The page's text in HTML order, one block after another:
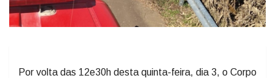
Por volta das 12e30h desta quinta-feira, dia 3, o Corpo